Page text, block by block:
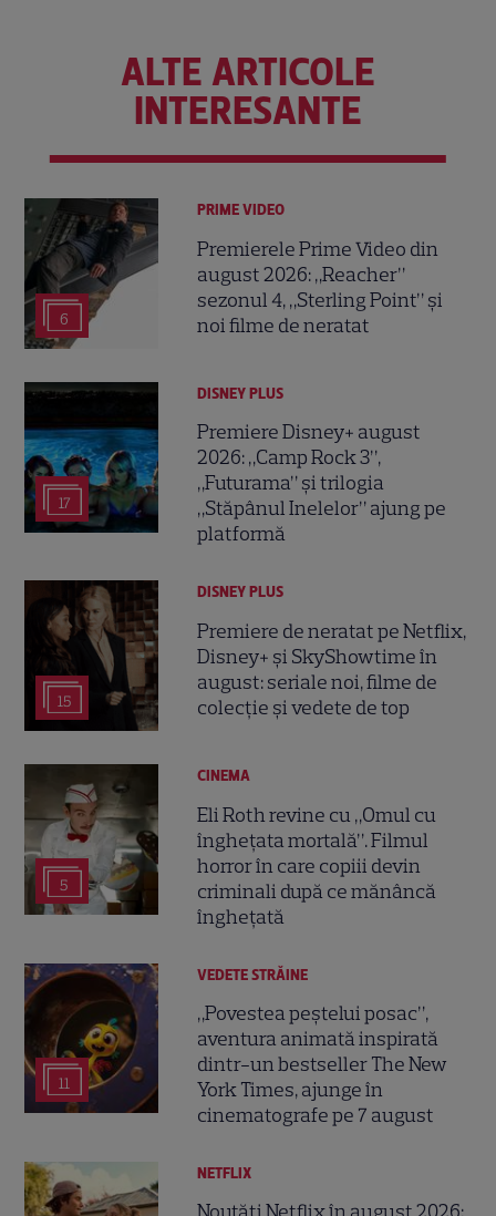
ALTE ARTICOLE
INTERESANTE
6
PRIME VIDEO
Premierele Prime Video din
august 2026: „Reacher”
sezonul 4, „Sterling Point” și
noi filme de neratat
17
DISNEY PLUS
Premiere Disney+ august
2026: „Camp Rock 3”,
„Futurama” și trilogia
„Stăpânul Inelelor” ajung pe
platformă
15
DISNEY PLUS
Premiere de neratat pe Netflix,
Disney+ și SkyShowtime în
august: seriale noi, filme de
colecție și vedete de top
5
CINEMA
Eli Roth revine cu „Omul cu
înghețata mortală”. Filmul
horror în care copiii devin
criminali după ce mănâncă
înghețată
11
VEDETE STRĂINE
„Povestea peștelui posac”,
aventura animată inspirată
dintr-un bestseller The New
York Times, ajunge în
cinematografe pe 7 august
NETFLIX